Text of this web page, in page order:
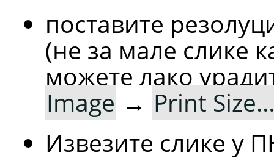
поставите
(не за мале слике
можете лако
Image → Print
Извезите слике у